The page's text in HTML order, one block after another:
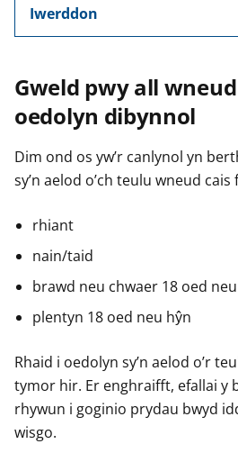
Iwerddon
Gweld pwy all
oedolyn dibynnol
Dim ond os yw’r canlynol yn
sy’n aelod o’ch teulu wneud
rhiant
nain/taid
brawd neu chwaer 18 oed
plentyn 18 oed neu hŷn
Rhaid i oedolyn sy’n aelod o’r
tymor hir. Er enghraifft, efallai y
rhywun i goginio prydau bwyd
wisgo.